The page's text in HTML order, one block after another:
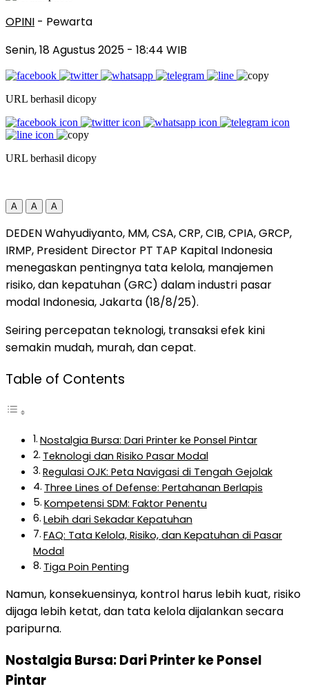
OPINI - Pewarta
Senin, 18 Agustus 2025 - 18:44 WIB
URL berhasil dicopy
URL berhasil dicopy
A A A
DEDEN Wahyudiyanto, MM, CSA, CRP, CIB, CPIA, GRCP,
IRMP, President Director PT TAP Kapital Indonesia
menegaskan pentingnya tata kelola, manajemen
risiko, dan kepatuhan (GRC) dalam industri pasar
modal Indonesia, Jakarta (18/8/25).
Seiring percepatan teknologi, transaksi efek kini
semakin mudah, murah, dan cepat.
Table of Contents
Nostalgia Bursa: Dari Printer ke Ponsel Pintar
Teknologi dan Risiko Pasar Modal
Regulasi OJK: Peta Navigasi di Tengah Gejolak
Three Lines of Defense: Pertahanan Berlapis
Kompetensi SDM: Faktor Penentu
Lebih dari Sekadar Kepatuhan
FAQ: Tata Kelola, Risiko, dan Kepatuhan di Pasar
Modal
Tiga Poin Penting
Namun, konsekuensinya, kontrol harus lebih kuat, risiko
dijaga lebih ketat, dan tata kelola dijalankan secara
paripurna.
Nostalgia Bursa: Dari Printer ke Ponsel
Pintar